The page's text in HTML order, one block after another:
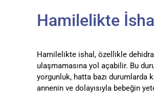
Hamilelikte
Hamilelikte ishal, özellikle
ulaşmamasına yol açabilir. Bu
yorgunluk, hatta bazı
annenin ve dolayısıyla bebeğin